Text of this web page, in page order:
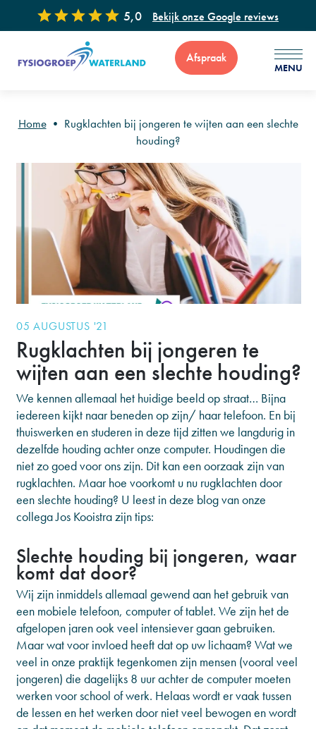
5,0 Bekijk onze Google reviews
Afspraak
MENU
Voor vragen of advies zijn wij 7 dagen per week bereikbaar via
: 0299 - 65 34 99
Home • Rugklachten bij jongeren te wijten aan een slechte
houding?
05 AUGUSTUS '21
Rugklachten bij jongeren te
wijten aan een slechte houding?
We kennen allemaal het huidige beeld op straat… Bijna
iedereen kijkt naar beneden op zijn/ haar telefoon. En bij
thuiswerken en studeren in deze tijd zitten we langdurig in
dezelfde houding achter onze computer. Houdingen die
niet zo goed voor ons zijn. Dit kan een oorzaak zijn van
rugklachten. Maar hoe voorkomt u nu rugklachten door
een slechte houding? U leest in deze blog van onze
collega Jos Kooistra zijn tips:
Slechte houding bij jongeren, waar
komt dat door?
Wij zijn inmiddels allemaal gewend aan het gebruik van
een mobiele telefoon, computer of tablet. We zijn het de
afgelopen jaren ook veel intensiever gaan gebruiken.
Maar wat voor invloed heeft dat op uw lichaam? Wat we
veel in onze praktijk tegenkomen zijn mensen (vooral veel
jongeren) die dagelijks 8 uur achter de computer moeten
werken voor school of werk. Helaas wordt er vaak tussen
de lessen en het werken door niet veel bewogen en wordt